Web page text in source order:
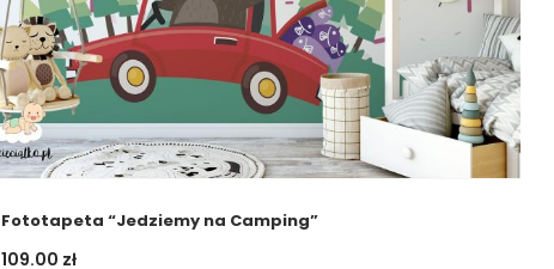
Fototapeta “Jedziemy na Camping”
109.00 zł